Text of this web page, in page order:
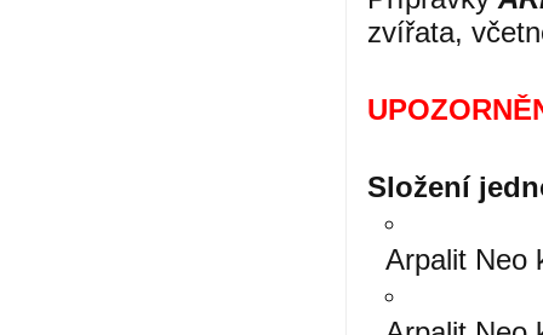
zvířata,
Složení
Arpalit Neo